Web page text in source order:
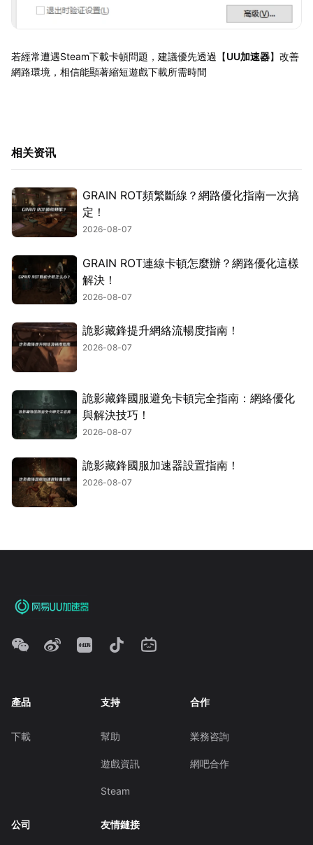
若經常遭遇Steam下載卡頓問題，建議優先透過【UU加速器】改善
網路環境，相信能顯著縮短遊戲下載所需時間
相关资讯
GRAIN ROT頻繁斷線？網路優化指南一次搞
定！
2026-08-07
GRAIN ROT連線卡頓怎麼辦？網路優化這樣
解決！
2026-08-07
詭影藏鋒提升網絡流暢度指南！
2026-08-07
詭影藏鋒國服避免卡頓完全指南：網絡優化
與解決技巧！
2026-08-07
詭影藏鋒國服加速器設置指南！
2026-08-07
產品
下載
支持
幫助
遊戲資訊
Steam
合作
業務咨詢
網吧合作
公司 友情鏈接